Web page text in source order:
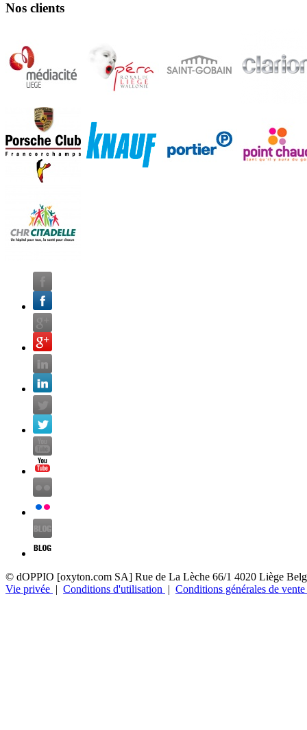
Nos clients
© dOPPIO [oxyton.com SA] Rue de La Lèche 66/1 4020 Liège
Vie privée | Conditions d'utilisation | Conditions générales de vente